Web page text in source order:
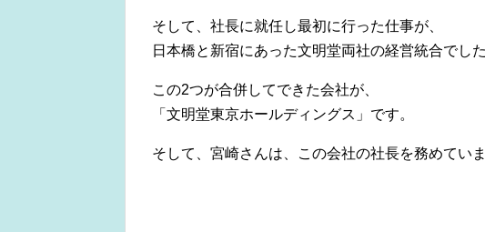
そして、社長に就任し最初に行った仕事が、
日本橋と新宿にあった文明堂両社の経営統合でした
この2つが合併してできた会社が、
「文明堂東京ホールディングス」です。
そして、宮崎さんは、この会社の社長を務めていま